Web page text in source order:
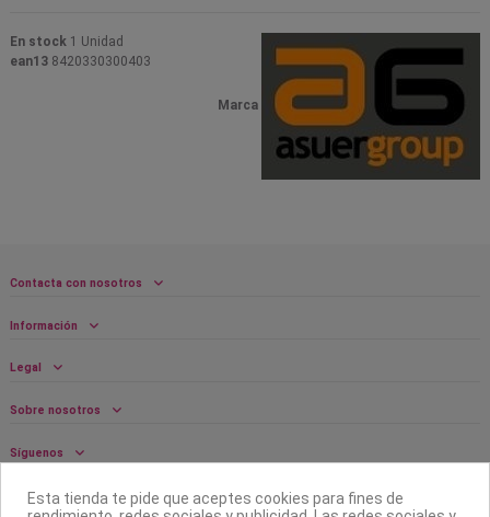
Marca
En stock 1 Unidad
ean13 8420330300403
Contacta con nosotros
Información
Legal
Sobre nosotros
Síguenos
Boletín
Esta tienda te pide que aceptes cookies para fines de